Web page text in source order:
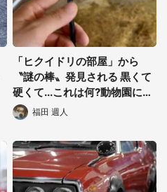
「ヒクイドリの部屋」から
〝謎の棒〟発見される 黒くて
硬くて...これは何?動物園に聞
く
福田 週人